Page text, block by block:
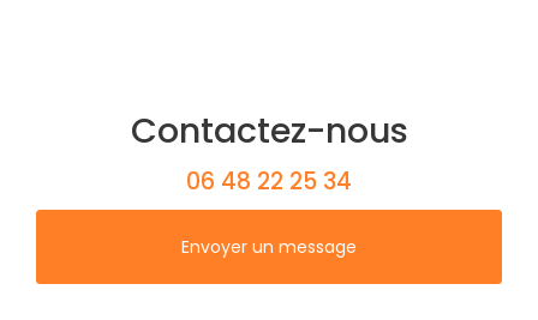
Contactez-nous
06 48 22 25 34
Envoyer un message